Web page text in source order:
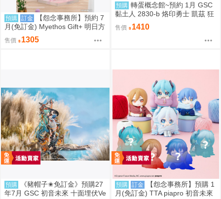
預購 訂金
【怨念事務所】預約 7
月(免訂金) Myethos Gift+ 明日方
舟 純燼艾雅法拉 後來的故事Ver
1/8 1011
售價 1305
預購 轉蛋概念館~預約 1月 GSC
黏土人 2830-b 烙印勇士 凱茲 狂
戰士鎧甲Ver. BLOOD EDITION
售價 1410
預購
《豬帽子✬免訂金》預購27
年7月 GSC 初音未來 十面埋伏Ve
預購 訂金
【怨念事務所】預購 1
月(免訂金) TTA piapro 初音未來